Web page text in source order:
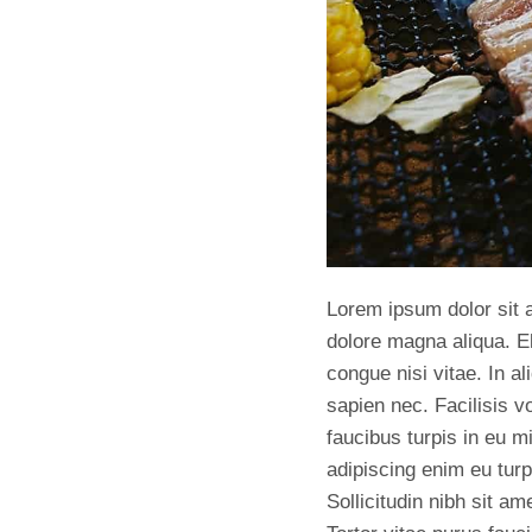
Lorem ipsum dolor sit
dolore magna aliqua.
congue nisi vitae. In
sapien nec. Facilisis
faucibus turpis in eu
adipiscing enim eu
Sollicitudin nibh sit